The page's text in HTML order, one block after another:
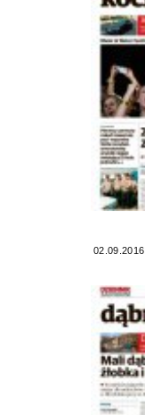
02.09.2016